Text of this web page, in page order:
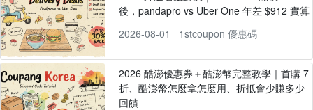
後，pandapro vs Uber One 年差 $912 實算
2026-08-01
1stcoupon 優惠碼
2026 酷澎優惠券＋酷澎幣完整教學｜首購 7
折、酷澎幣怎麼拿怎麼用、折抵會少賺多少
回饋